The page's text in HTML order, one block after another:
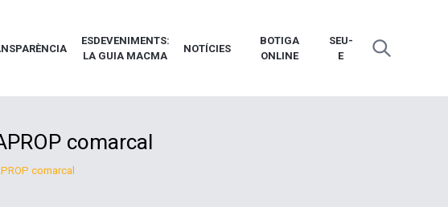
ESDEVENIMENTS:
LA GUIA MACMA
NOTÍCIES
BOTIGA
ONLINE
SEU-
E
comarcal
comarcal